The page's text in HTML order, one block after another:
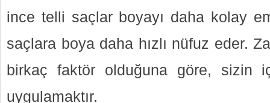
ince telli saçlar boyayı daha kolay
saçlara boya daha hızlı nüfuz eder.
birkaç faktör olduğuna göre, sizin
uygulamaktır.